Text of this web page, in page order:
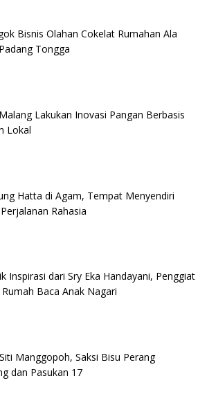
Bisnis Olahan Cokelat Rumahan Ala
Tongga
Lakukan Inovasi Pangan Berbasis
Lokal
Hatta di Agam, Tempat Menyendiri
Rahasia
Inspirasi dari Sry Eka Handayani, Penggiat
Baca Anak Nagari
Manggopoh, Saksi Bisu Perang
dan Pasukan 17